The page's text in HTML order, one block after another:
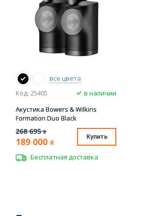
все цвета
Код: 25405
в наличии
Акустика Bowers & Wilkins
Formation Duo Black
268 695 ₴
189 000 ₴
Купить
Бесплатная доставка